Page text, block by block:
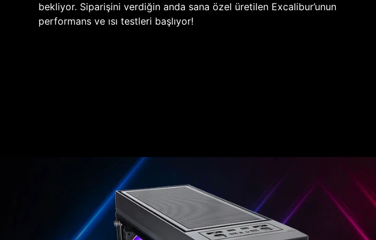
bekliyor. Siparişini verdiğin anda sana özel üretilen Excalibur’unun
performans ve ısı testleri başlıyor!